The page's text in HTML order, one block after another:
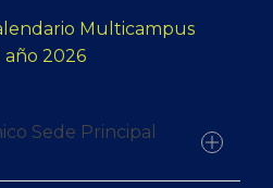
Multicampus
2026
Sede Principal